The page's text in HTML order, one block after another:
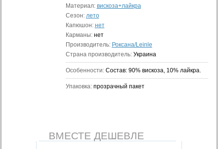
Материал: вискоза+лайкра
Сезон: лето
Капюшон: нет
Карманы: нет
Производитель: Роксана/Leinle
Страна производитель: Украина
Особенности: Состав: 90% вискоза, 10% лайкра.
Упаковка: прозрачный пакет
ВМЕСТЕ ДЕШЕВЛЕ